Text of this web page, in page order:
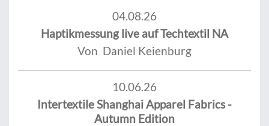
04.08.26
Haptikmessung live auf Techtextil NA
Von Daniel Keienburg
10.06.26
Intertextile Shanghai Apparel Fabrics -
Autumn Edition